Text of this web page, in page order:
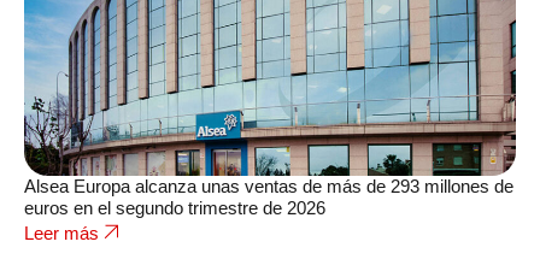
Alsea Europa alcanza unas ventas de más de 293 millones de
euros en el segundo trimestre de 2026
Leer más